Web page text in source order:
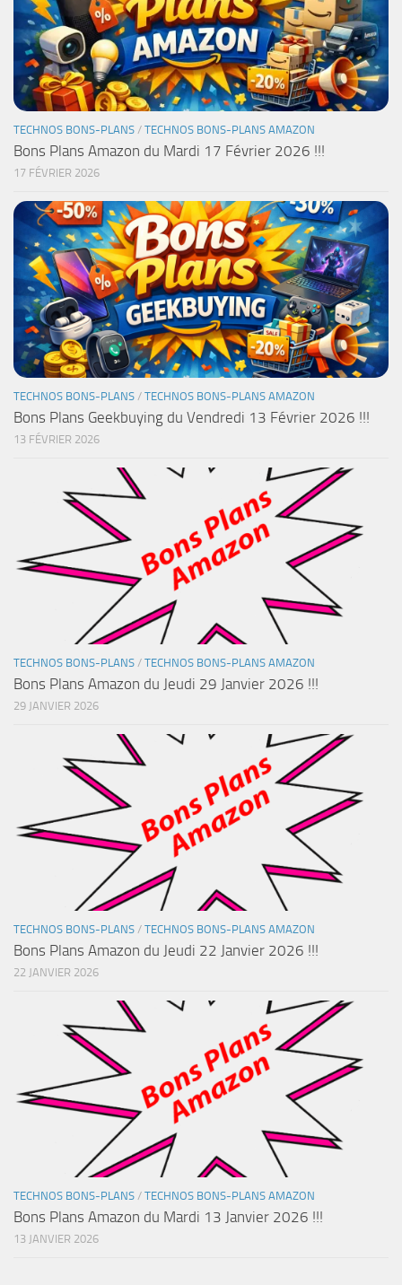
TECHNOS BONS-PLANS / TECHNOS BONS-PLANS AMAZON
Bons Plans Amazon du Mardi 17 Février 2026 !!!
17 FÉVRIER 2026
TECHNOS BONS-PLANS / TECHNOS BONS-PLANS AMAZON
Bons Plans Geekbuying du Vendredi 13 Février 2026 !!!
13 FÉVRIER 2026
TECHNOS BONS-PLANS / TECHNOS BONS-PLANS AMAZON
Bons Plans Amazon du Jeudi 29 Janvier 2026 !!!
29 JANVIER 2026
TECHNOS BONS-PLANS / TECHNOS BONS-PLANS AMAZON
Bons Plans Amazon du Jeudi 22 Janvier 2026 !!!
22 JANVIER 2026
TECHNOS BONS-PLANS / TECHNOS BONS-PLANS AMAZON
Bons Plans Amazon du Mardi 13 Janvier 2026 !!!
13 JANVIER 2026